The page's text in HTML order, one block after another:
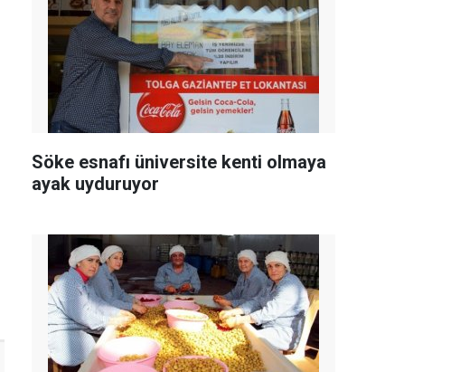
Söke esnafı üniversite kenti olmaya
ayak uyduruyor